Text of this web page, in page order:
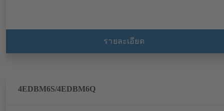
รายละเอียด
4EDBM6S/4EDBM6Q